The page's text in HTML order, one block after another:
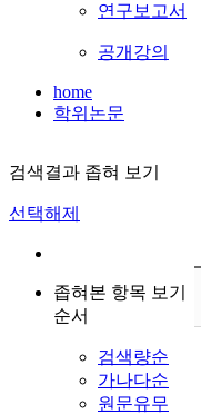
연구보고서
공개강의
home
학위논문
검색결과 좁혀 보기
선택해제
좁혀본 항목 보기
순서
검색량순
가나다순
원문유무